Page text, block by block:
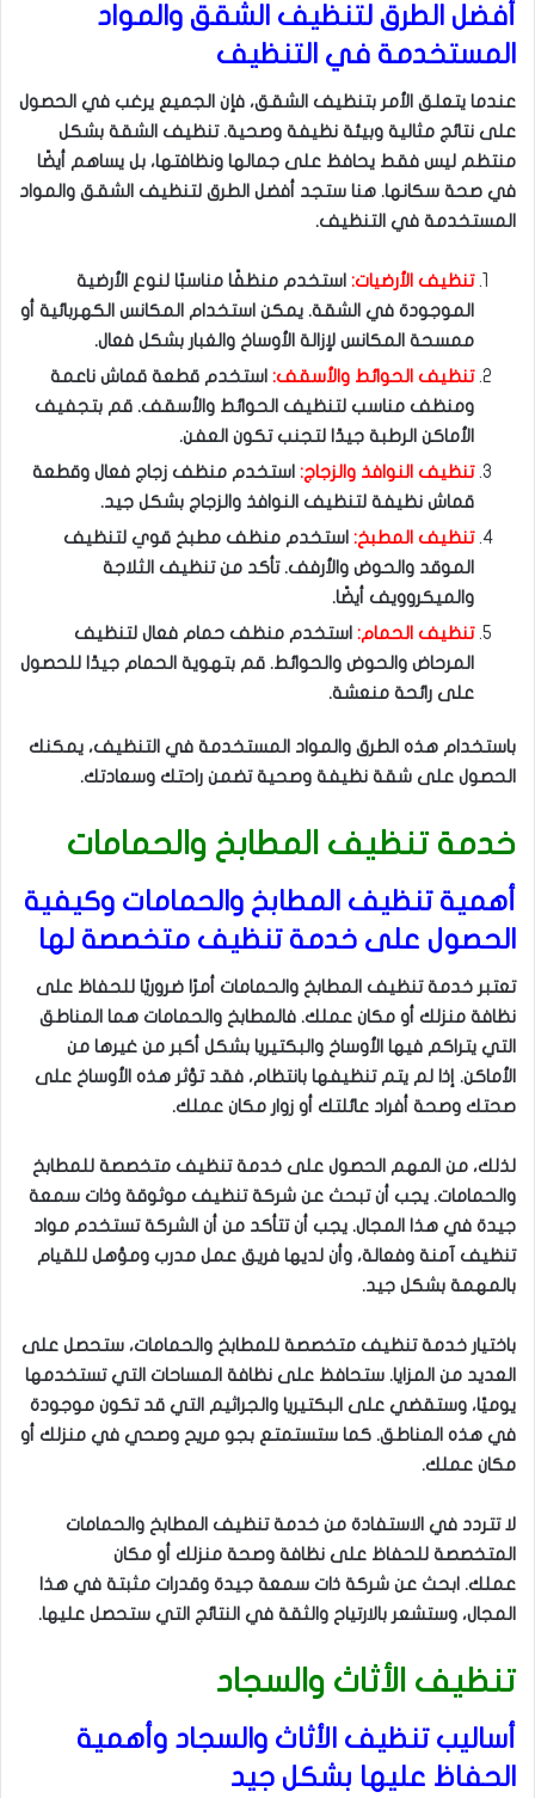
أفضل الطرق لتنظيف الشقق والمواد
المستخدمة في التنظيف
عندما يتعلق الأمر بتنظيف الشقق، فإن الجميع يرغب في الحصول
على نتائج مثالية وبيئة نظيفة وصحية. تنظيف الشقة بشكل
منتظم ليس فقط يحافظ على جمالها ونظافتها، بل يساهم أيضًا
في صحة سكانها. هنا ستجد أفضل الطرق لتنظيف الشقق والمواد
المستخدمة في التنظيف.
تنظيف الأرضيات: استخدم منظفًا مناسبًا لنوع الأرضية
الموجودة في الشقة. يمكن استخدام المكانس الكهربائية أو
ممسحة المكانس لإزالة الأوساخ والغبار بشكل فعال.
تنظيف الحوائط والأسقف: استخدم قطعة قماش ناعمة
ومنظف مناسب لتنظيف الحوائط والأسقف. قم بتجفيف
الأماكن الرطبة جيدًا لتجنب تكون العفن.
تنظيف النوافذ والزجاج: استخدم منظف زجاج فعال وقطعة
قماش نظيفة لتنظيف النوافذ والزجاج بشكل جيد.
تنظيف المطبخ: استخدم منظف مطبخ قوي لتنظيف
الموقد والحوض والأرفف. تأكد من تنظيف الثلاجة
والميكروويف أيضًا.
تنظيف الحمام: استخدم منظف حمام فعال لتنظيف
المرحاض والحوض والحوائط. قم بتهوية الحمام جيدًا للحصول
على رائحة منعشة.
باستخدام هذه الطرق والمواد المستخدمة في التنظيف، يمكنك
الحصول على شقة نظيفة وصحية تضمن راحتك وسعادتك.
خدمة تنظيف المطابخ والحمامات
أهمية تنظيف المطابخ والحمامات وكيفية
الحصول على خدمة تنظيف متخصصة لها
تعتبر خدمة تنظيف المطابخ والحمامات أمرًا ضروريًا للحفاظ على
نظافة منزلك أو مكان عملك. فالمطابخ والحمامات هما المناطق
التي يتراكم فيها الأوساخ والبكتيريا بشكل أكبر من غيرها من
الأماكن. إذا لم يتم تنظيفها بانتظام، فقد تؤثر هذه الأوساخ على
صحتك وصحة أفراد عائلتك أو زوار مكان عملك.
لذلك، من المهم الحصول على خدمة تنظيف متخصصة للمطابخ
والحمامات. يجب أن تبحث عن شركة تنظيف موثوقة وذات سمعة
جيدة في هذا المجال. يجب أن تتأكد من أن الشركة تستخدم مواد
تنظيف آمنة وفعالة، وأن لديها فريق عمل مدرب ومؤهل للقيام
بالمهمة بشكل جيد.
باختيار خدمة تنظيف متخصصة للمطابخ والحمامات، ستحصل على
العديد من المزايا. ستحافظ على نظافة المساحات التي تستخدمها
يوميًا، وستقضي على البكتيريا والجراثيم التي قد تكون موجودة
في هذه المناطق. كما ستستمتع بجو مريح وصحي في منزلك أو
مكان عملك.
لا تتردد في الاستفادة من خدمة تنظيف المطابخ والحمامات
المتخصصة للحفاظ على نظافة وصحة منزلك أو مكان
عملك. ابحث عن شركة ذات سمعة جيدة وقدرات مثبتة في هذا
المجال، وستشعر بالارتياح والثقة في النتائج التي ستحصل عليها.
تنظيف الأثاث والسجاد
أساليب تنظيف الأثاث والسجاد وأهمية
الحفاظ عليها بشكل جيد